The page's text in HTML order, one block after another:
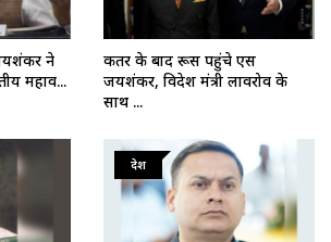
ने
महाव...
कतर के बाद रूस पहुंचे एस
जयशंकर, विदेश मंत्री लावरोव के
साथ ...
देश